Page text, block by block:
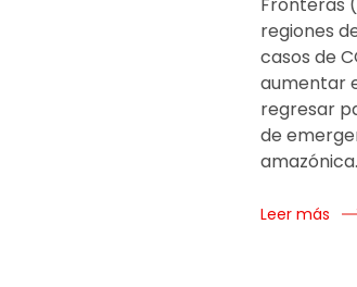
regiones
casos de
aumentar
regresar
de
amazónica.
Leer más